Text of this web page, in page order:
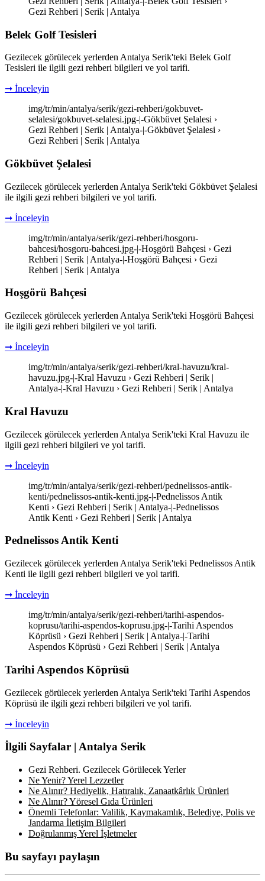
Gezi Rehberi | Serik | Antalya
Belek Golf Tesisleri
Gezilecek görülecek yerlerden Antalya Serik'teki Belek Golf
Tesisleri ile ilgili gezi rehberi bilgileri ve yol tarifi.
➞ İnceleyin
img/tr/min/antalya/serik/gezi-rehberi/gokbuvet-
selalesi/gokbuvet-selalesi.jpg-|-Gökbüvet Şelalesi ›
Gezi Rehberi | Serik | Antalya-|-Gökbüvet Şelalesi ›
Gezi Rehberi | Serik | Antalya
Gökbüvet Şelalesi
Gezilecek görülecek yerlerden Antalya Serik'teki Gökbüvet Şelalesi
ile ilgili gezi rehberi bilgileri ve yol tarifi.
➞ İnceleyin
img/tr/min/antalya/serik/gezi-rehberi/hosgoru-
bahcesi/hosgoru-bahcesi.jpg-|-Hoşgörü Bahçesi › Gezi
Rehberi | Serik | Antalya-|-Hoşgörü Bahçesi › Gezi
Rehberi | Serik | Antalya
Hoşgörü Bahçesi
Gezilecek görülecek yerlerden Antalya Serik'teki Hoşgörü Bahçesi
ile ilgili gezi rehberi bilgileri ve yol tarifi.
➞ İnceleyin
img/tr/min/antalya/serik/gezi-rehberi/kral-havuzu/kral-
havuzu.jpg-|-Kral Havuzu › Gezi Rehberi | Serik |
Antalya-|-Kral Havuzu › Gezi Rehberi | Serik | Antalya
Kral Havuzu
Gezilecek görülecek yerlerden Antalya Serik'teki Kral Havuzu ile
ilgili gezi rehberi bilgileri ve yol tarifi.
➞ İnceleyin
img/tr/min/antalya/serik/gezi-rehberi/pednelissos-antik-
kenti/pednelissos-antik-kenti.jpg-|-Pednelissos Antik
Kenti › Gezi Rehberi | Serik | Antalya-|-Pednelissos
Antik Kenti › Gezi Rehberi | Serik | Antalya
Pednelissos Antik Kenti
Gezilecek görülecek yerlerden Antalya Serik'teki Pednelissos Antik
Kenti ile ilgili gezi rehberi bilgileri ve yol tarifi.
➞ İnceleyin
img/tr/min/antalya/serik/gezi-rehberi/tarihi-aspendos-
koprusu/tarihi-aspendos-koprusu.jpg-|-Tarihi Aspendos
Köprüsü › Gezi Rehberi | Serik | Antalya-|-Tarihi
Aspendos Köprüsü › Gezi Rehberi | Serik | Antalya
Tarihi Aspendos Köprüsü
Gezilecek görülecek yerlerden Antalya Serik'teki Tarihi Aspendos
Köprüsü ile ilgili gezi rehberi bilgileri ve yol tarifi.
➞ İnceleyin
İlgili Sayfalar | Antalya Serik
Gezi Rehberi. Gezilecek Görülecek Yerler
Ne Yenir? Yerel Lezzetler
Ne Alınır? Hediyelik, Hatıralık, Zanaatkârlık Ürünleri
Ne Alınır? Yöresel Gıda Ürünleri
Önemli Telefonlar: Valilik, Kaymakamlık, Belediye, Polis ve
Jandarma İletişim Bilgileri
Doğrulanmış Yerel İşletmeler
Bu sayfayı paylaşın